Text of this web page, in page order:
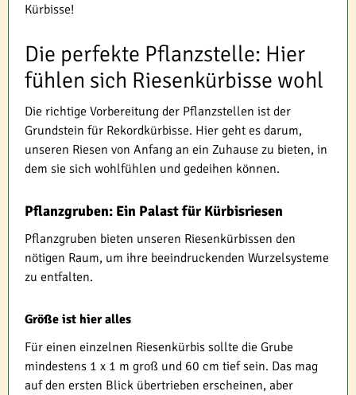
Kürbisse!
Die perfekte Pflanzstelle: Hier
fühlen sich Riesenkürbisse wohl
Die richtige Vorbereitung der Pflanzstellen ist der
Grundstein für Rekordkürbisse. Hier geht es darum,
unseren Riesen von Anfang an ein Zuhause zu bieten, in
dem sie sich wohlfühlen und gedeihen können.
Pflanzgruben: Ein Palast für Kürbisriesen
Pflanzgruben bieten unseren Riesenkürbissen den
nötigen Raum, um ihre beeindruckenden Wurzelsysteme
zu entfalten.
Größe ist hier alles
Für einen einzelnen Riesenkürbis sollte die Grube
mindestens 1 x 1 m groß und 60 cm tief sein. Das mag
auf den ersten Blick übertrieben erscheinen, aber